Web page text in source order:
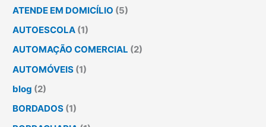
ATENDE EM DOMICÍLIO (5)
AUTOESCOLA (1)
AUTOMAÇÃO COMERCIAL (2)
AUTOMÓVEIS (1)
blog (2)
BORDADOS (1)